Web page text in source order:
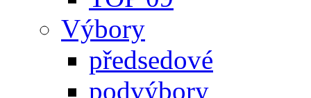
Výbory
předsedové
podvýbory